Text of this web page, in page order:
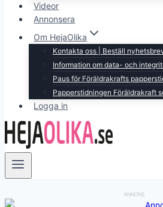
Videor
Annonsera
Om HejaOlika
Kontakta oss | Beställ
Information om data- och
Paus för Föräldrakrafts
Papperstidningen Föräldrakraft
Logga in
ANNONS